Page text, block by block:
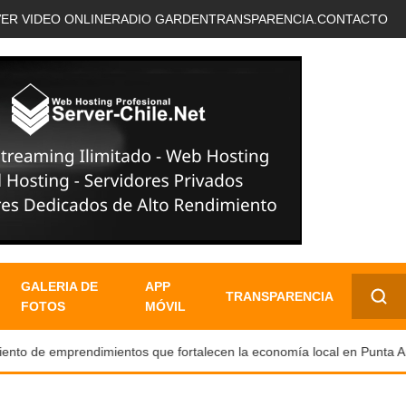
VIDEO ONLINERADIO GARDENTRANSPARENCIA. CONTACTO
GALERIA DE
FOTOS
APP
MÓVIL
TRANSPARENCIA
✕
de emprendimientos que fortalecen la economía local en Punta